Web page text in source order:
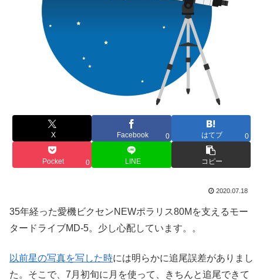
X Facebook 0 はてブ 0
Pocket 0 LINE コピー
2020.07.18
35年経った愛機ビクセンNEWポラリス80Mを支えるモー
タードライブMD-5。少し心配しています。。
以前星の写真を写した時には明らかに追尾誤差がありまし
た。そこで、7月初旬に月を使って、きちんと追尾できて